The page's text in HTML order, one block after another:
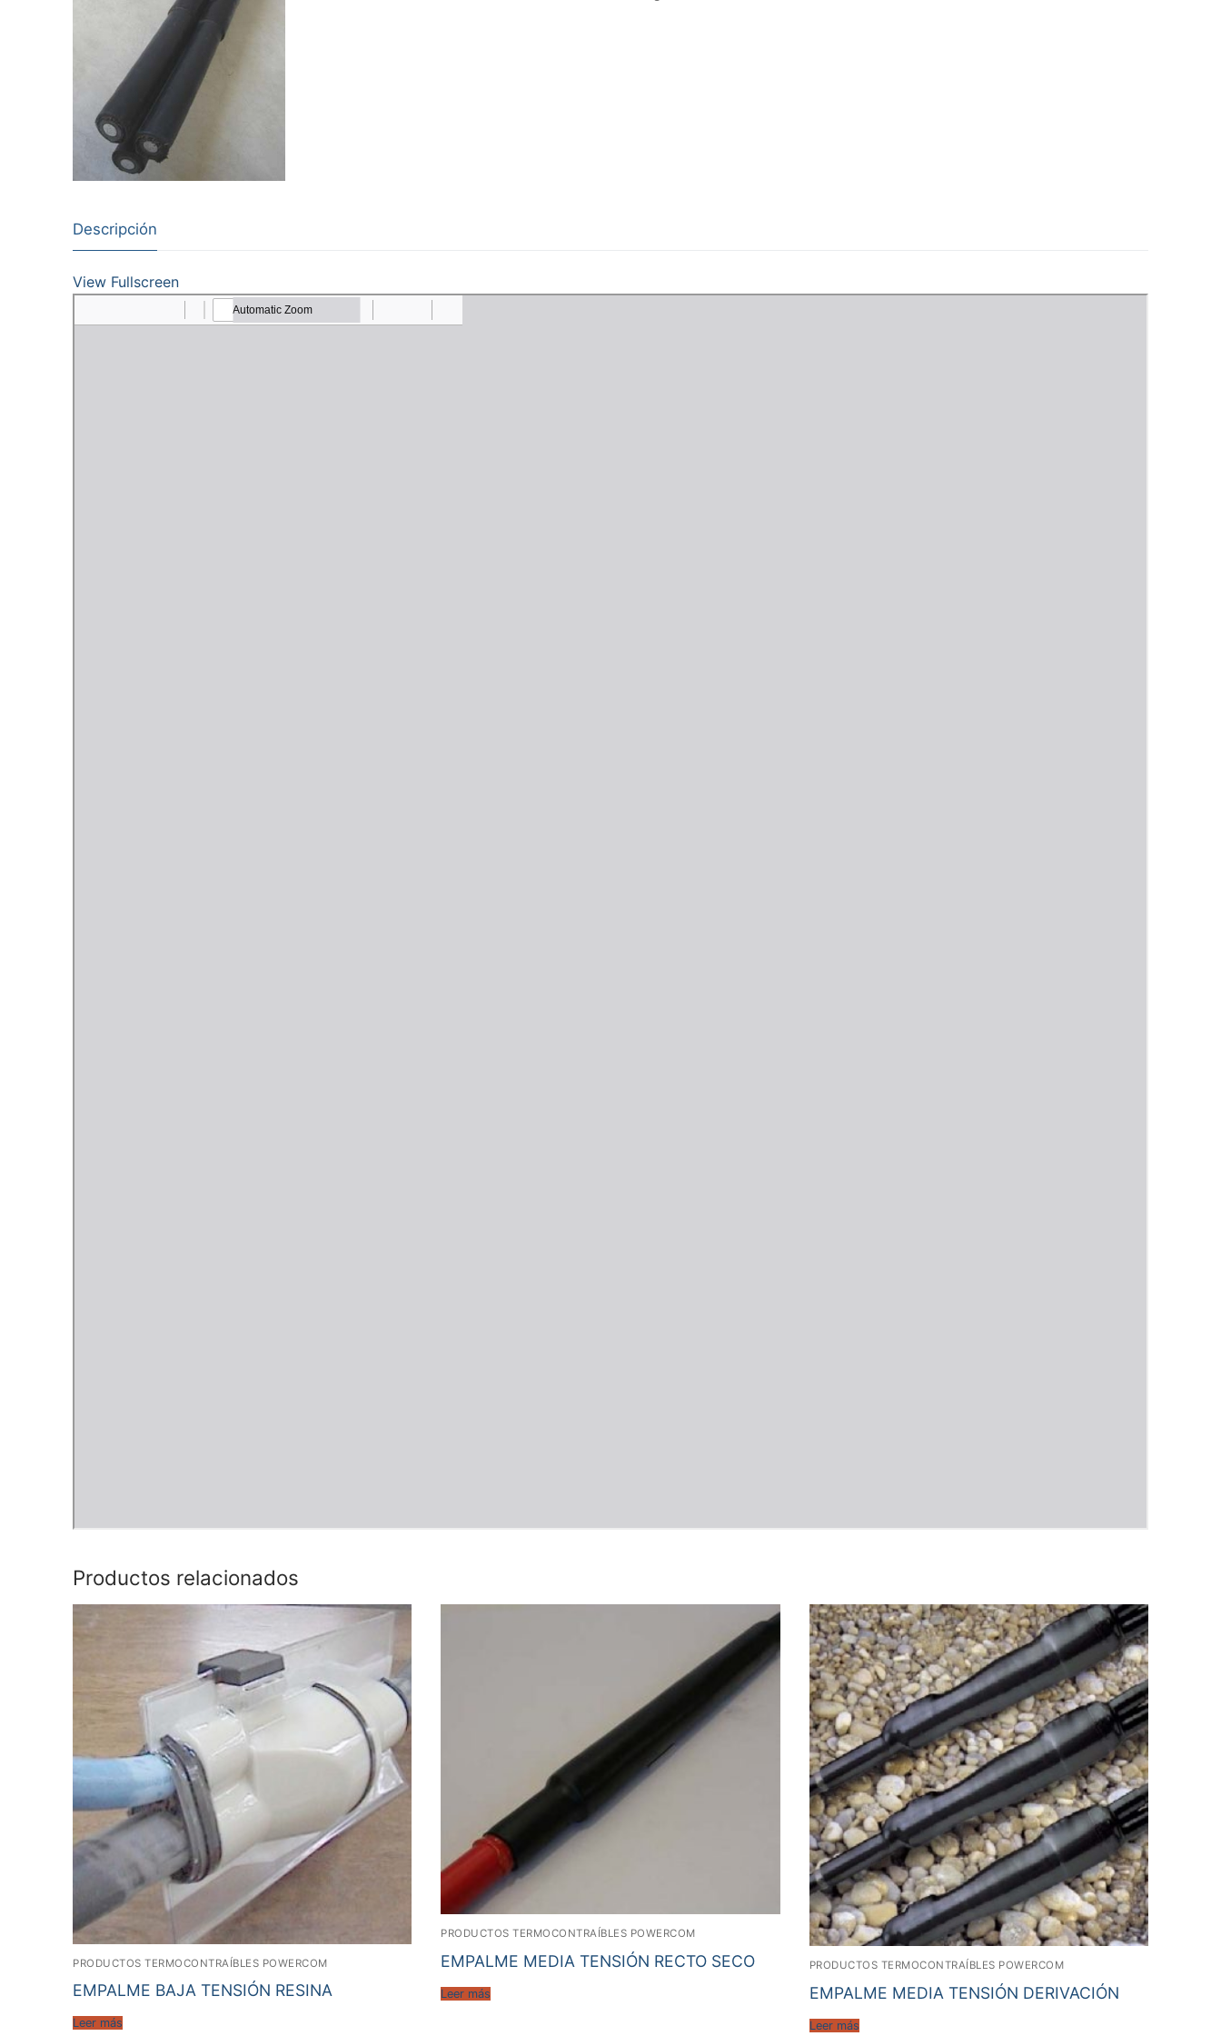
Descripción
View Fullscreen
Productos relacionados
PRODUCTOS TERMOCONTRAÍBLES POWERCOM
EMPALME BAJA TENSIÓN RESINA
Leer más
PRODUCTOS TERMOCONTRAÍBLES POWERCOM
EMPALME MEDIA TENSIÓN RECTO SECO
Leer más
PRODUCTOS TERMOCONTRAÍBLES POWERCOM
EMPALME MEDIA TENSIÓN DERIVACIÓN
Leer más